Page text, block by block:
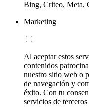
Bing, Criteo, Meta,
Marketing
Al aceptar estos
contenidos
nuestro sitio web o
de navegación y
éxito. Con tu
servicios de